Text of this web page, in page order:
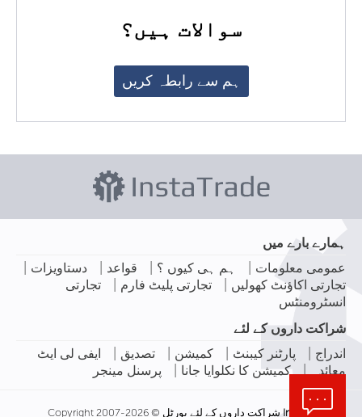
سوالات ہیں؟
ہم سے رابطہ کریں
ہمارے بارے میں
عمومی معلومات
ہم ہی کیوں ؟ قواعد دستاویزات
تجارتی اکاؤنٹ کھولیں تجارتی پلیٹ فارم
تجارتی
انسٹرومنٹس
شراکت داروں کے لئے
اندراج
پارٹنر کیبنٹ کمیشن تصدیق
ایفی لی ایٹ
معائدہ | کمیشن کا نکلوایا جانا پرسنل مینجر
InstaTrade شراکت داروں کے لئے پورٹل © Copyright 2007-2026